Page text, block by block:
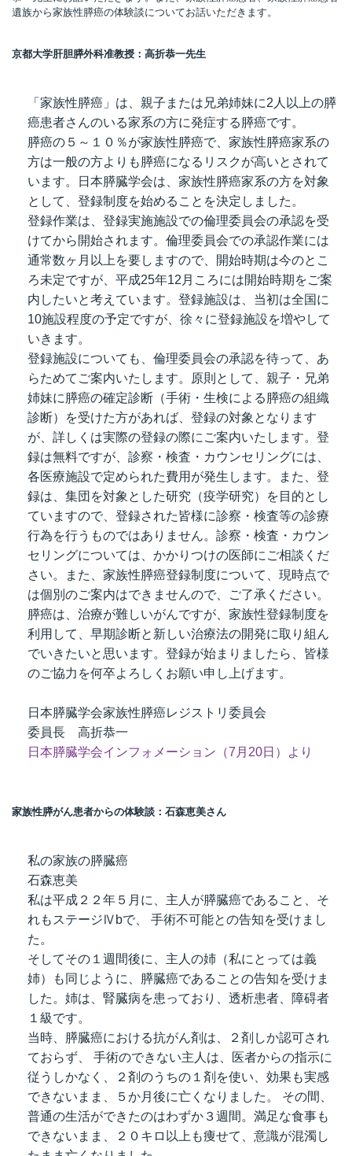
遺族から家族性膵癌の体験談についてお話いただきます。
京都大学肝胆膵外科准教授：高折恭一先生
「家族性膵癌」は、親子または兄弟姉妹に2人以上の膵
癌患者さんのいる家系の方に発症する膵癌です。
膵癌の５～１０％が家族性膵癌で、家族性膵癌家系の
方は一般の方よりも膵癌になるリスクが高いとされて
います。日本膵臓学会は、家族性膵癌家系の方を対象
として、登録制度を始めることを決定しました。
登録作業は、登録実施施設での倫理委員会の承認を受
けてから開始されます。倫理委員会での承認作業には
通常数ヶ月以上を要しますので、開始時期は今のとこ
ろ未定ですが、平成25年12月ころには開始時期をご案
内したいと考えています。登録施設は、当初は全国に
10施設程度の予定ですが、徐々に登録施設を増やして
いきます。
登録施設についても、倫理委員会の承認を待って、あ
らためてご案内いたします。原則として、親子・兄弟
姉妹に膵癌の確定診断（手術・生検による膵癌の組織
診断）を受けた方があれば、登録の対象となります
が、詳しくは実際の登録の際にご案内いたします。登
録は無料ですが、診察・検査・カウンセリングには、
各医療施設で定められた費用が発生します。また、登
録は、集団を対象とした研究（疫学研究）を目的とし
ていますので、登録された皆様に診察・検査等の診療
行為を行うものではありません。診察・検査・カウン
セリングについては、かかりつけの医師にご相談くだ
さい。また、家族性膵癌登録制度について、現時点で
は個別のご案内はできませんので、ご了承ください。
膵癌は、治療が難しいがんですが、家族性登録制度を
利用して、早期診断と新しい治療法の開発に取り組ん
でいきたいと思います。登録が始まりましたら、皆様
のご協力を何卒よろしくお願い申し上げます。
日本膵臓学会家族性膵癌レジストリ委員会
委員長 高折恭一
日本膵臓学会インフォメーション（7月20日）より
家族性膵がん患者からの体験談：石森恵美さん
私の家族の膵臓癌
石森恵美
私は平成２２年５月に、主人が膵臓癌であること、そ
れもステージⅣbで、 手術不可能との告知を受けまし
た。
そしてその１週間後に、主人の姉（私にとっては義
姉）も同じように、膵臓癌であることの告知を受けま
した。姉は、腎臓病を患っており、透析患者、障碍者
１級です。
当時、膵臓癌における抗がん剤は、２剤しか認可され
ておらず、 手術のできない主人は、医者からの指示に
従うしかなく、２剤のうちの１剤を使い、効果も実感
できないまま、５か月後に亡くなりました。 その間、
普通の生活ができたのはわずか３週間。満足な食事も
できないまま、２０キロ以上も痩せて、意識が混濁し